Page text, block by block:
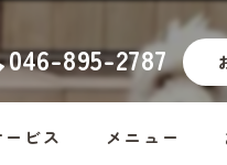
046-895-2787
ービス メニュー